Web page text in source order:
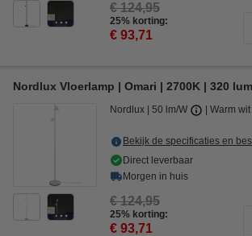
€ 124,95
25% korting:
€ 93,71
Nordlux Vloerlamp | Omari | 2700K | 320
Nordlux 50 lm/W Warm wit
Bekijk de specificaties en
Direct leverbaar
Morgen in huis
€ 124,95
25% korting:
€ 93,71